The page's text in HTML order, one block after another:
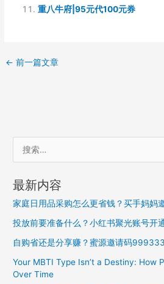
重八牛府|95元代100元券
← 前一篇文章
索
最新内容
家庭日用品采购怎么更省钱？买手妈妈
投放前要准备什么？小红书聚光账号开
自购省还是分享赚？蜜源邀请码
Your MBTI Type Isn’t a Destiny: How
Over Time